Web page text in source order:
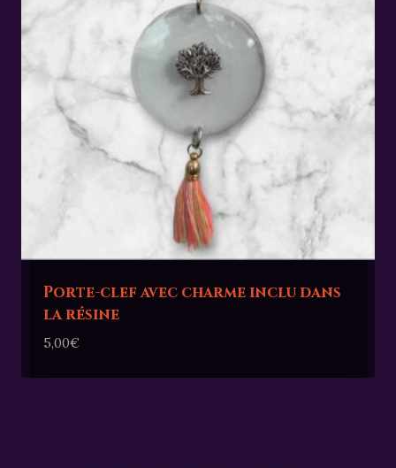
Porte-clef avec charme inclu dans
la résine
5,00€